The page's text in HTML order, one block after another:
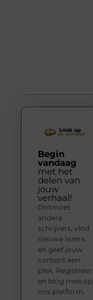
Begin
vandaag
met het
delen van
jouw
verhaal!
Ontmoet
andere
schrijvers, vind
nieuwe lezers
en geef jouw
content een
plek. Registreer
en blog mee op
ons platform.